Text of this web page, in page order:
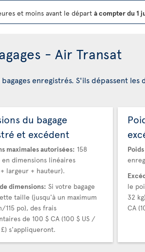
et moins avant le départ à compter du 1
- Air Transat
enregistrés. S'ils dépassent
du bagage
et excédent
maximales autorisées: 158
dimensions linéaires
largeur + hauteur).
dimensions: Si votre bagage
taille (jusqu'à un maximum
115 po), des frais
de 100 $ CA (100 $ US /
s'appliqueront.
le
32
CA